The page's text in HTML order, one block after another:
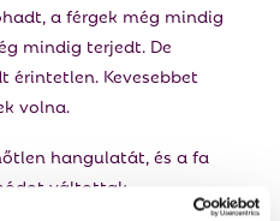
a férgek még mindig
mindig terjedt. De
érintetlen. Kevesebbet
volna.
hangulatát, és a fa
váltottak.